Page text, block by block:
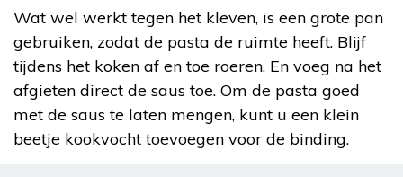
Wat wel werkt tegen het kleven, is een grote pan
gebruiken, zodat de pasta de ruimte heeft. Blijf
tijdens het koken af en toe roeren. En voeg na het
afgieten direct de saus toe. Om de pasta goed
met de saus te laten mengen, kunt u een klein
beetje kookvocht toevoegen voor de binding.